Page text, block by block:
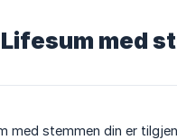
med
med stemmen din er